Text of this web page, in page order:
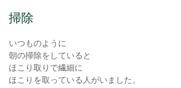
掃除
いつものように
朝の掃除をしていると
ほこり取りで繊細に
ほこりを取っている人がいました。